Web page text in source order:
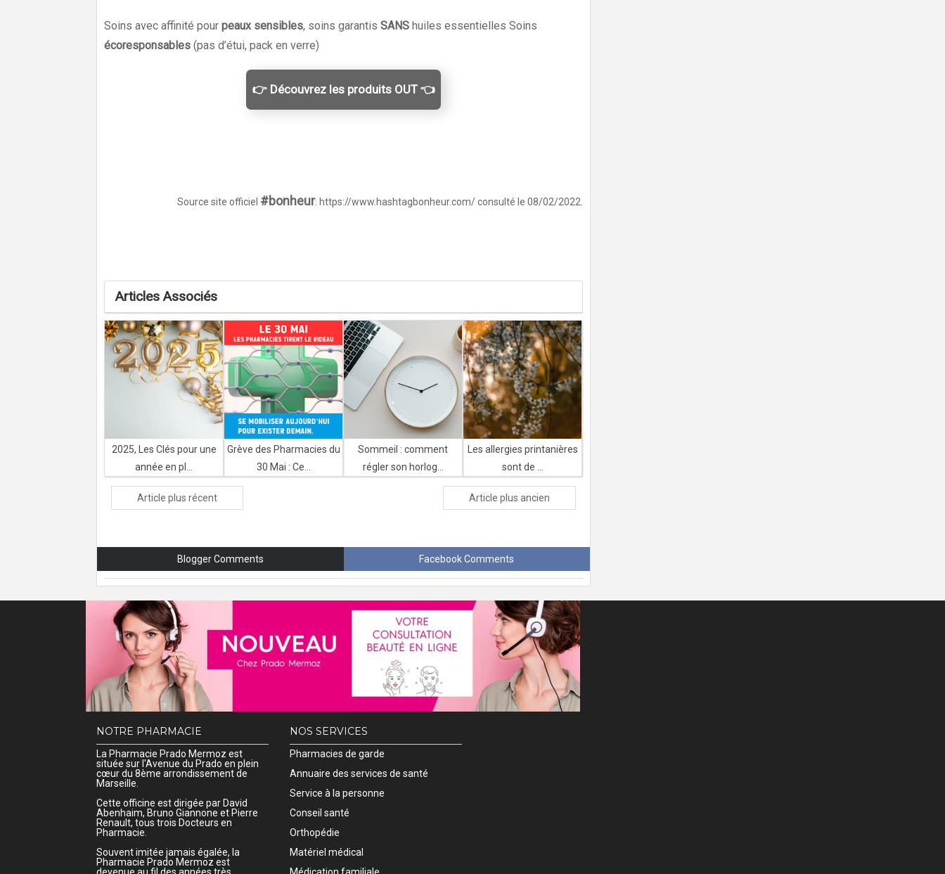
Soins avec affinité pour peaux sensibles, soins garantis SANS huiles essentielles Soins
écoresponsables (pas d’étui, pack en verre)
👉 Découvrez les produits OUT 👈
Source site officiel #bonheur: https://www.hashtagbonheur.com/ consulté le 08/02/2022.
Articles Associés
2025, Les Clés pour une
année en pl...
Grève des Pharmacies du
30 Mai : Ce...
Sommeil : comment
régler son horlog...
Les allergies printanières
sont de ...
Article plus récent Article plus ancien
Blogger Comments Facebook Comments
NOTRE PHARMACIE
La Pharmacie Prado Mermoz est
située sur l'Avenue du Prado en plein
cœur du 8ème arrondissement de
Marseille.
Cette officine est dirigée par David
Abenhaim, Bruno Giannone et Pierre
Renault, tous trois Docteurs en
Pharmacie.
Souvent imitée jamais égalée, la
Pharmacie Prado Mermoz est
NOS SERVICES
Pharmacies de garde
Annuaire des services de santé
Service à la personne
Conseil santé
Orthopédie
Matériel médical